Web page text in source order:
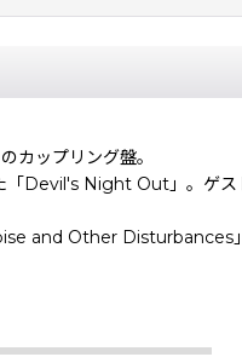
ップリング盤。
た「Devil's Night Out」。
and Other Disturbances